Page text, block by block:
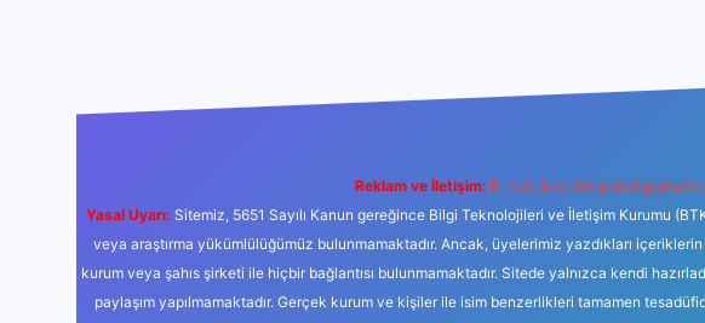
Reklam ve İletişim: E-mail:
Yasal Uyarı: Sitemiz, 5651 Sayılı Kanun gereğince Bilgi Teknolojileri ve İletişim Kurumu
veya araştırma yükümlülüğümüz bulunmamaktadır. Ancak, üyelerimiz yazdıkları
kurum veya şahıs şirketi ile hiçbir bağlantısı bulunmamaktadır. Sitede yalnızca kendi
paylaşım yapılmamaktadır. Gerçek kurum ve kişiler ile isim benzerlikleri tamamen